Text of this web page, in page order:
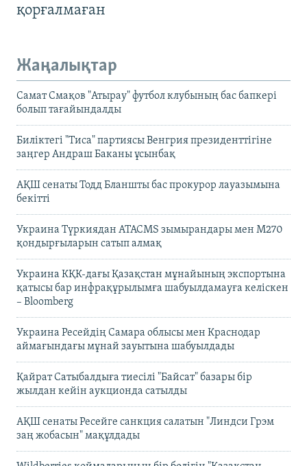
қорғалмаған
Жаңалықтар
Самат Смақов "Атырау" футбол клубының бас бапкері
болып тағайындалды
Биліктегі "Тиса" партиясы Венгрия президенттігіне
заңгер Андраш Баканы ұсынбақ
АҚШ сенаты Тодд Бланшты бас прокурор лауазымына
бекітті
Украина Түркиядан ATACMS зымырандары мен M270
қондырғыларын сатып алмақ
Украина КҚК-дағы Қазақстан мұнайының экспортына
қатысы бар инфрақұрылымға шабуылдамауға келіскен
– Bloomberg
Украина Ресейдің Самара облысы мен Краснодар
аймағындағы мұнай зауытына шабуылдады
Қайрат Сатыбалдыға тиесілі "Байсат" базары бір
жылдан кейін аукционда сатылды
АҚШ сенаты Ресейге санкция салатын "Линдси Грэм
заң жобасын" мақұлдады